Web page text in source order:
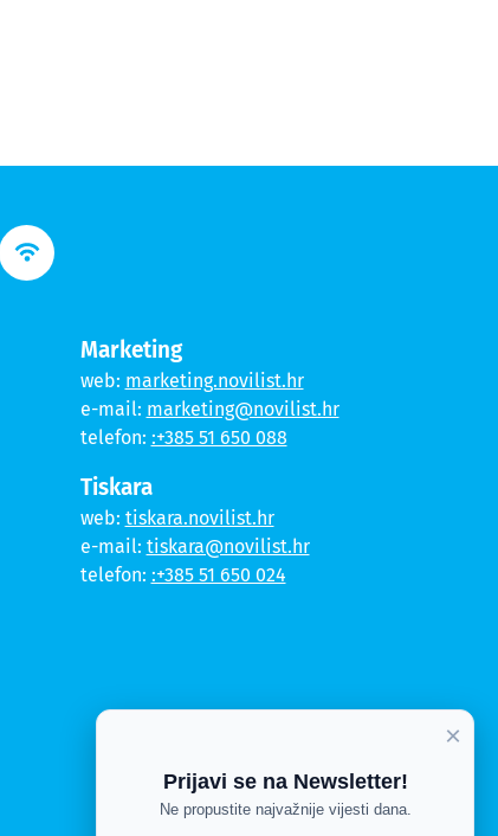
Marketing
web: marketing.novilist.hr
e-mail: marketing@novilist.hr
telefon: :+385 51 650 088
Tiskara
web: tiskara.novilist.hr
e-mail: tiskara@novilist.hr
telefon: :+385 51 650 024
×
Prijavi se na Newsletter!
Ne propustite najvažnije vijesti dana.